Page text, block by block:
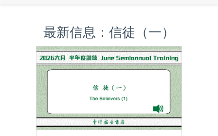
最新信息：信徒（一）